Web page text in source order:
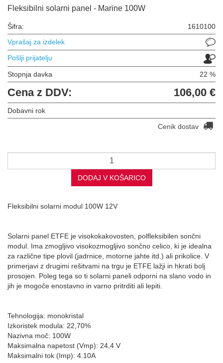
Fleksibilni solarni panel - Marine 100W
Šifra:
1610100
Vprašaj za izdelek
Pošlji prijatelju
Stopnja davka 22 %
Cena z DDV: 106,00 €
Dobavni rok
Cenik dostav
DODAJ V KOŠARICO
Fleksibilni solarni modul 100W 12V
Solarni panel ETFE je visokokakovosten, polfleksibilen sončni
modul. Ima zmogljivo visokozmogljivo sončno celico, ki je idealna
za različne tipe plovil (jadrnice, motorne jahte itd.) ali prikolice. V
primerjavi z drugimi rešitvami na trgu je ETFE lažji in hkrati bolj
prosojen. Poleg tega so ti solarni paneli odporni na slano vodo in
jih je mogoče enostavno in varno pritrditi ali lepiti.
Tehnologija: monokristal
Izkoristek modula: 22,70%
Nazivna moč: 100W
Maksimalna napetost (Vmp): 24,4 V
Maksimalni tok (Imp): 4.10A